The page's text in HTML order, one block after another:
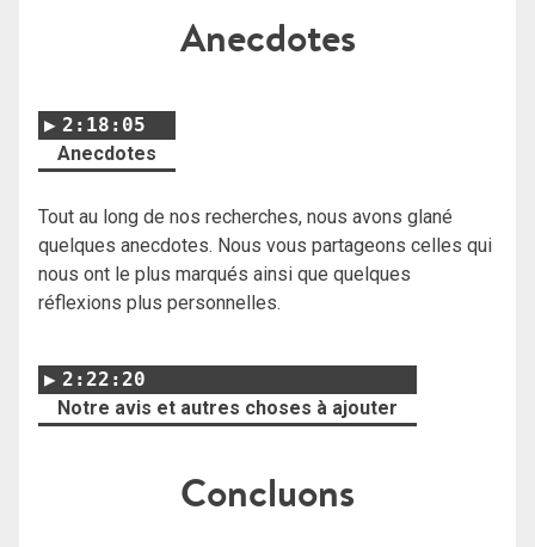
Anecdotes
2:18:05
Anecdotes
Tout au long de nos recherches, nous avons glané
quelques anecdotes. Nous vous partageons celles qui
nous ont le plus marqués ainsi que quelques
réflexions plus personnelles.
2:22:20
Notre avis et autres choses à ajouter
Concluons